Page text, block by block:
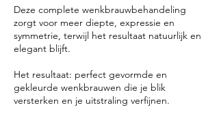
Deze complete wenkbrauwbehandeling
zorgt voor meer diepte, expressie en
symmetrie, terwijl het resultaat natuurlijk en
elegant blijft.
Het resultaat: perfect gevormde en
gekleurde wenkbrauwen die je blik
versterken en je uitstraling verfijnen.